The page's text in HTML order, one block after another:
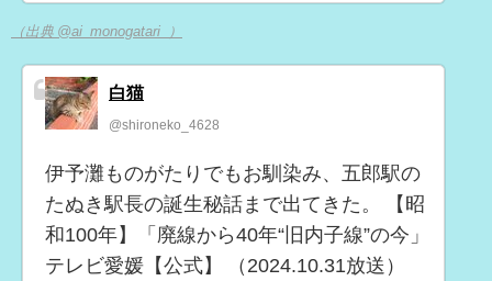
（出典 @ai_monogatari_）
白猫
@shironeko_4628
伊予灘ものがたりでもお馴染み、五郎駅の
たぬき駅長の誕生秘話まで出てきた。 【昭
和100年】「廃線から40年“旧内子線”の今」
テレビ愛媛【公式】 （2024.10.31放送）